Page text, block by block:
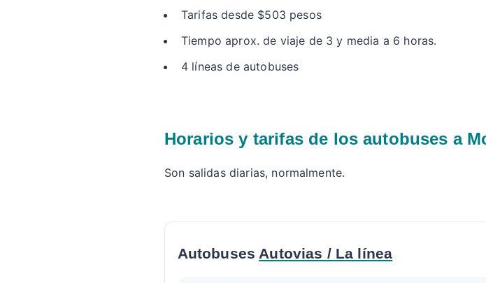
Tarifas desde $503 pesos
Tiempo aprox. de viaje de 3 y media a 6 horas.
4 líneas de autobuses
Horarios y tarifas de los autobuses a
Son salidas diarias, normalmente.
Autobuses Autovias / La línea